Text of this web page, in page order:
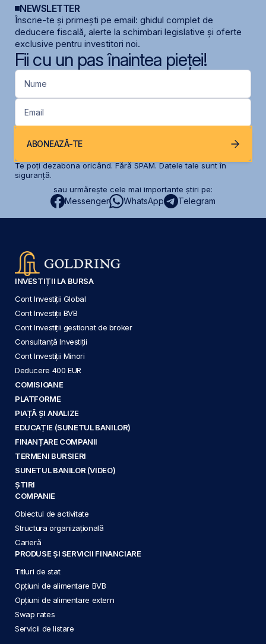
NEWSLETTER
Înscrie-te și primești pe email: ghidul complet de
deducere fiscală, alerte la schimbari legislative și oferte
exclusive pentru investitori noi.
Fii cu un pas înaintea pieței!
Nume
Email
ABONEAZĂ-TE
Te poți dezabona oricând. Fără SPAM. Datele tale sunt în
siguranță.
sau urmărește cele mai importante știri pe:
Messenger WhatsApp Telegram
INVESTIȚII LA BURSA
Cont Investiții Global
Cont Investiții BVB
Cont Investiții gestionat de broker
Consultanță Investiții
Cont Investiții Minori
Deducere 400 EUR
COMISIOANE
PLATFORME
PIAȚĂ ȘI ANALIZE
EDUCAȚIE (SUNETUL BANILOR)
FINANȚARE COMPANII
TERMENI BURSIERI
SUNETUL BANILOR (VIDEO)
ȘTIRI
COMPANIE
Obiectul de activitate
Structura organizațională
Carieră
PRODUSE ȘI SERVICII FINANCIARE
Titluri de stat
Opțiuni de alimentare BVB
Opțiuni de alimentare extern
Swap rates
Servicii de listare